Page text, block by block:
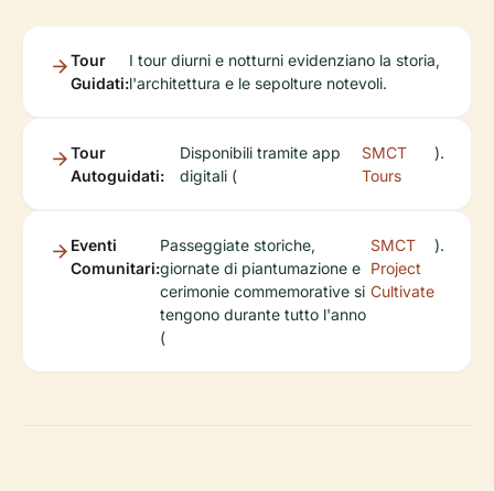
Tour
Guidati:
I tour diurni e notturni evidenziano la storia,
l'architettura e le sepolture notevoli.
Tour
Autoguidati:
Disponibili tramite app
digitali (
SMCT
Tours
).
Eventi
Comunitari:
Passeggiate storiche,
giornate di piantumazione e
cerimonie commemorative si
tengono durante tutto l'anno
(
SMCT
Project
Cultivate
).